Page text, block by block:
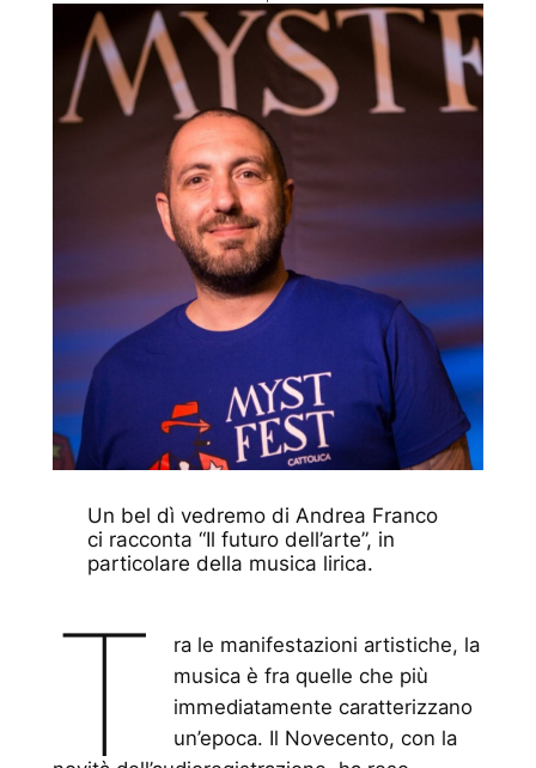
Un bel dì vedremodi Andrea Franco
ci racconta “Il futuro dell’arte”, in
particolare della musica lirica.
T
ra le manifestazioni artistiche, la
musica è fra quelle che più
immediatamente caratterizzano
un’epoca. Il Novecento, con la